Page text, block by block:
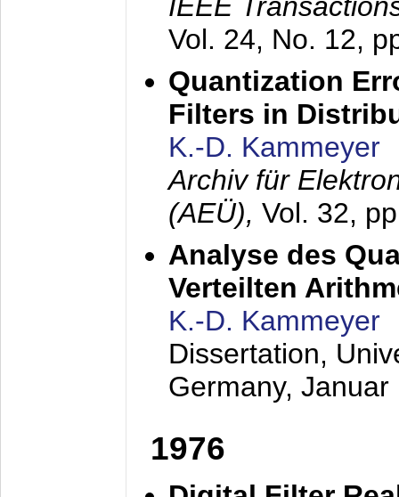
Vol. 24, No. 12,
Quantization
Filters in
K.-D. Kammeyer
Archiv für
(AEÜ), Vol. 32,
Analyse des
Verteilten
K.-D. Kammeyer
Dissertation,
Germany, Januar
1976